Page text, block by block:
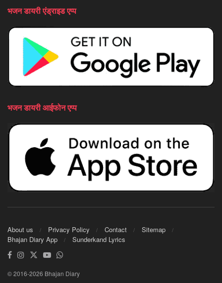
भजन डायरी एंड्राइड एप्प
भजन डायरी आईफोन एप्प
About us Privacy Policy Contact
Sitemap
Bhajan Diary App
Sunderkand Lyrics
© 2016-2026 Bhajan Diary